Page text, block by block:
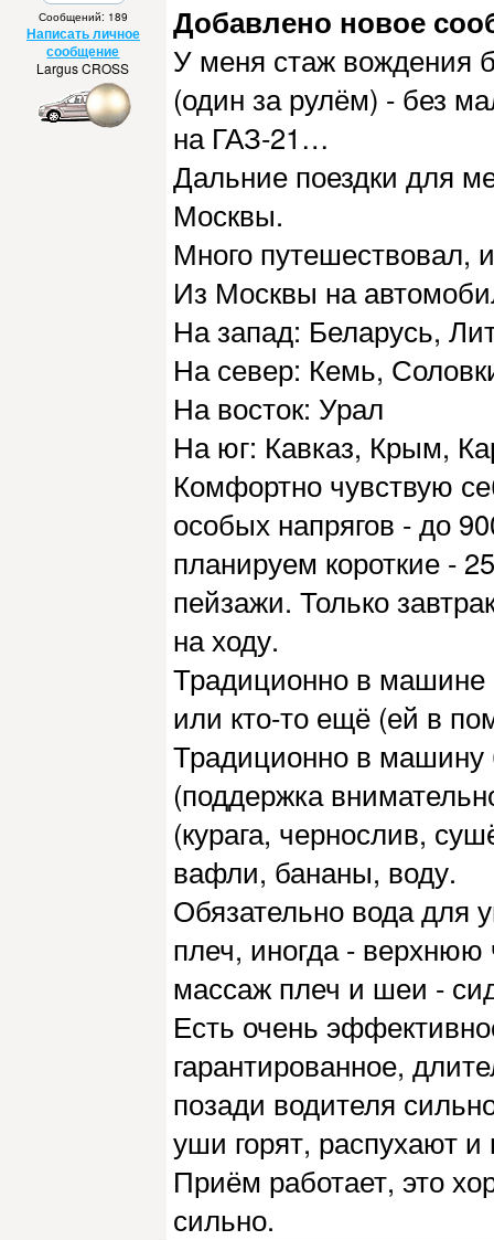
Сообщений: 189
Написать личное
сообщение
Largus CROSS
Добавлено новое
У меня стаж вождения
(один за рулём) - без
на ГАЗ-21…
Дальние поездки для
Москвы.
Много путешествовал,
Из Москвы на
На запад: Беларусь,
На север: Кемь,
На восток: Урал
На юг: Кавказ, Крым,
Комфортно чувствую
особых напрягов - до
планируем короткие -
пейзажи. Только
на ходу.
Традиционно в машине
или кто-то ещё (ей в
Традиционно в машину
(поддержка
(курага, чернослив,
вафли, бананы, воду.
Обязательно вода для
плеч, иногда - верхнюю
массаж плеч и шеи -
Есть очень
гарантированное,
позади водителя
уши горят, распухают
Приём работает, это
сильно.